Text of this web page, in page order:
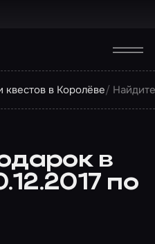
квестов в Королёве
в
по